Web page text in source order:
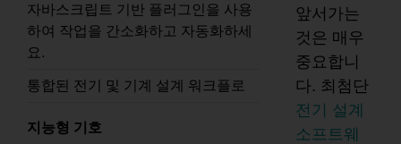
자바스크립트 기반 플러그인을 사용
하여 작업을 간소화하고 자동화하세
요.
통합된 전기 및 기계 설계 워크플로
지능형 기호
앞서가는
것은 매우
중요합니
다. 최첨단
전기 설계
소프트웨